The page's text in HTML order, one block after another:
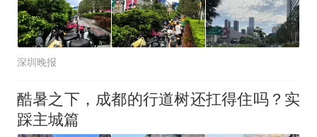
深圳晚报
酷暑之下，成都的行道树还扛得住吗？实
踩主城篇